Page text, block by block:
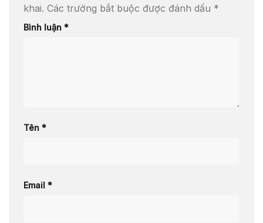
khai. Các trường bắt buộc được đánh dấu *
Bình luận *
Tên *
Email *